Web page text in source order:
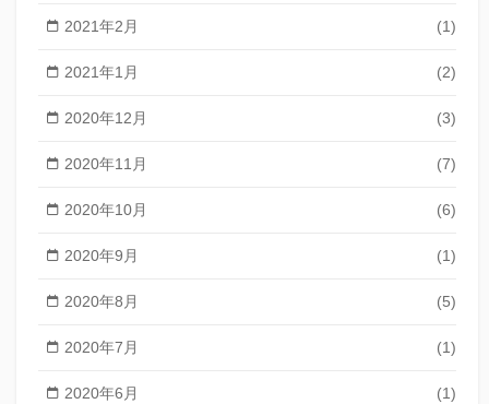
2021年2月 (1)
2021年1月 (2)
2020年12月 (3)
2020年11月 (7)
2020年10月 (6)
2020年9月 (1)
2020年8月 (5)
2020年7月 (1)
2020年6月 (1)